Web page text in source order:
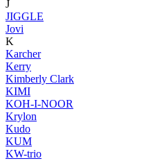
J
JIGGLE
Jovi
K
Karcher
Kerry
Kimberly Clark
KIMI
KOH-I-NOOR
Krylon
Kudo
KUM
KW-trio